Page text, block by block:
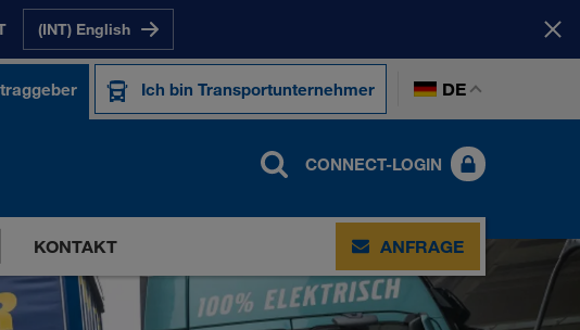
(INT) English
Ich bin Transportunternehmer DE
CONNECT-LOGIN
KONTAKT ANFRAGE